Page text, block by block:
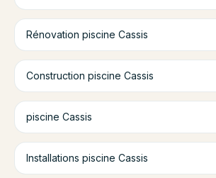
Rénovation piscine Cassis
Construction piscine Cassis
piscine Cassis
Installations piscine Cassis